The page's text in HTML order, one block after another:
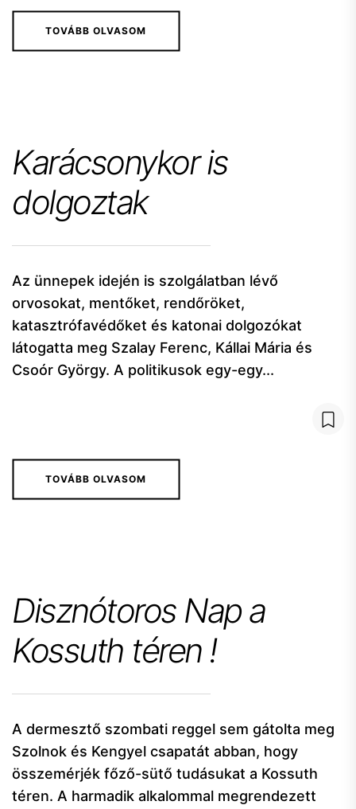
TOVÁBB OLVASOM
Karácsonykor is
dolgoztak
Az ünnepek idején is szolgálatban lévő
orvosokat, mentőket, rendőröket,
katasztrófavédőket és katonai dolgozókat
látogatta meg Szalay Ferenc, Kállai Mária és
Csoór György. A politikusok egy-egy...
TOVÁBB OLVASOM
Disznótoros Nap a
Kossuth téren !
A dermesztő szombati reggel sem gátolta meg
Szolnok és Kengyel csapatát abban, hogy
összemérjék főző-sütő tudásukat a Kossuth
téren. A harmadik alkalommal megrendezett